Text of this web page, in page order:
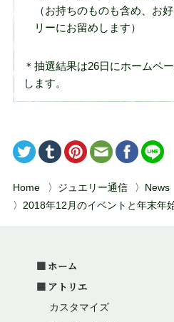
（お持ちのものも含め、お
リーにお留めします）
＊抽選結果は26日にホームペ
します。
Home ジュエリー通信
News
2018年12月のイベントと年末年
ホーム
アトリエ
カスタマイズ